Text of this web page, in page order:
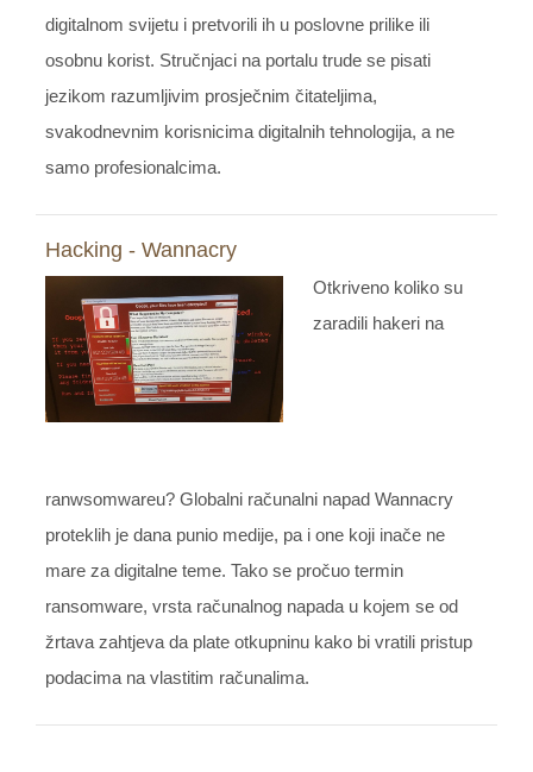
digitalnom svijetu i pretvorili ih u poslovne prilike ili
osobnu korist. Stručnjaci na portalu trude se pisati
jezikom razumljivim prosječnim čitateljima,
svakodnevnim korisnicima digitalnih tehnologija, a ne
samo profesionalcima.
Hacking - Wannacry
Otkriveno koliko su
zaradili hakeri na
ranwsomwareu? Globalni računalni napad Wannacry
proteklih je dana punio medije, pa i one koji inače ne
mare za digitalne teme. Tako se pročuo termin
ransomware, vrsta računalnog napada u kojem se od
žrtava zahtjeva da plate otkupninu kako bi vratili pristup
podacima na vlastitim računalima.